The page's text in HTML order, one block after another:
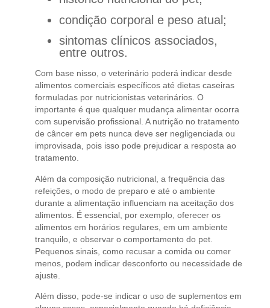
condição corporal e peso atual;
sintomas clínicos associados,
entre outros.
Com base nisso, o veterinário poderá indicar desde
alimentos comerciais específicos até dietas caseiras
formuladas por nutricionistas veterinários. O
importante é que qualquer mudança alimentar ocorra
com supervisão profissional. A nutrição no tratamento
de câncer em pets nunca deve ser negligenciada ou
improvisada, pois isso pode prejudicar a resposta ao
tratamento.
Além da composição nutricional, a frequência das
refeições, o modo de preparo e até o ambiente
durante a alimentação influenciam na aceitação dos
alimentos. É essencial, por exemplo, oferecer os
alimentos em horários regulares, em um ambiente
tranquilo, e observar o comportamento do pet.
Pequenos sinais, como recusar a comida ou comer
menos, podem indicar desconforto ou necessidade de
ajuste.
Além disso, pode-se indicar o uso de suplementos em